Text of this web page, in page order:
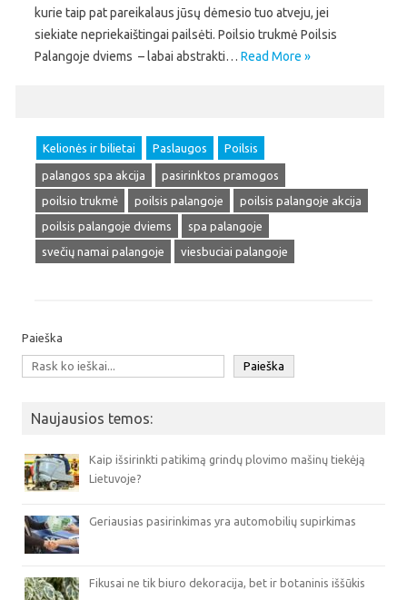
kurie taip pat pareikalaus jūsų dėmesio tuo atveju, jei
siekiate nepriekaištingai pailsėti. Poilsio trukmė Poilsis
Palangoje dviems – labai abstrakti… Read More »
Kelionės ir bilietai Paslaugos Poilsis
palangos spa akcija
pasirinktos pramogos
poilsio trukmė
poilsis palangoje
poilsis palangoje akcija
poilsis palangoje dviems
spa palangoje
svečių namai palangoje
viesbuciai palangoje
Paieška
Paieška
Naujausios temos:
Kaip išsirinkti patikimą grindų plovimo mašinų tiekėją
Lietuvoje?
Geriausias pasirinkimas yra automobilių supirkimas
Fikusai ne tik biuro dekoracija, bet ir botaninis iššūkis